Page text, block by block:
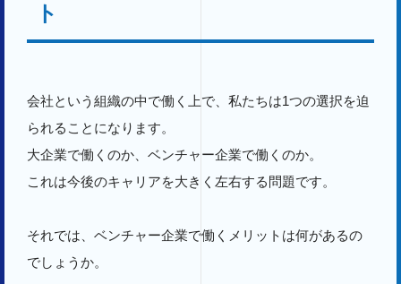
ト
会社という組織の中で働く上で、私たちは1つの選択を迫
られることになります。
大企業で働くのか、ベンチャー企業で働くのか。
これは今後のキャリアを大きく左右する問題です。
それでは、ベンチャー企業で働くメリットは何があるの
でしょうか。